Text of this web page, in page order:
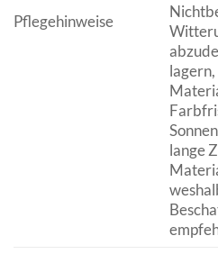
Pflegehinweise
lange